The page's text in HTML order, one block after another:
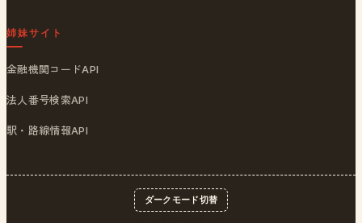
姉妹サイト
金融機関コードAPI
法人番号検索API
駅・路線情報API
ダークモード切替